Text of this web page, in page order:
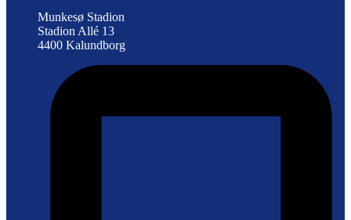
Munkesø Stadion
Stadion Allé 13
4400 Kalundborg